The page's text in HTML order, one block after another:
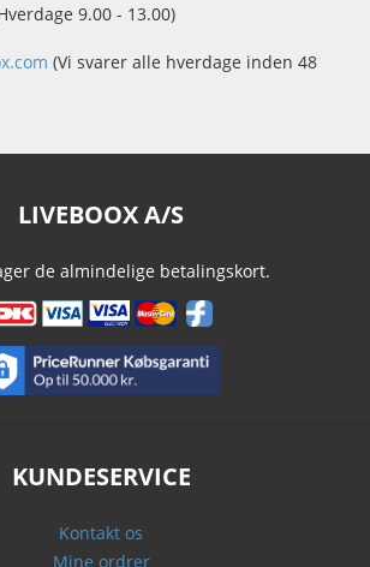
9.00 - 13.00)
(Vi svarer alle hverdage inden 48
LIVEBOOX A/S
de almindelige betalingskort.
KUNDESERVICE
Kontakt os
Mine ordrer